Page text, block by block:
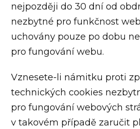
nejpozději do 30 dní od
nezbytné pro funkčnost
uchovány pouze po dobu
pro fungování webu.
Vznesete-li námitku proti
technických cookies
pro fungování webových
v takovém případě zaručit